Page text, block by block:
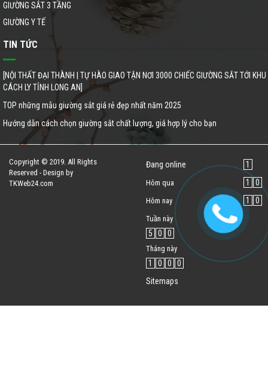
GIƯỜNG SẮT 3 TẦNG
GIƯỜNG Y TẾ
TIN TỨC
[NỘI THẤT ĐẠI THÀNH | TỰ HÀO GIAO TẬN NƠI 3000 CHIẾC GIƯỜNG SẮT TỚI KHU
CÁCH LY TỈNH LONG AN]
TOP những mẫu giường sắt giá rẻ đẹp nhất năm 2025
Hướng dẫn cách chọn giường sắt chất lượng, giá hợp lý cho bạn
Copyright © 2019. All Rights
Reserved - Design by
TKWeb24.com
Đang online 1
Hôm qua 1 0
Hôm nay 1 0
Tuần này
5 0 0
Tháng này
1 0 0
0
Sitemaps